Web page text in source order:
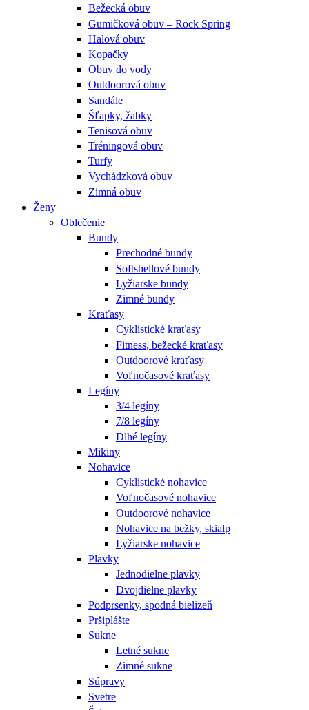
Bežecká obuv
Gumičková obuv – Rock Spring
Halová obuv
Kopačky
Obuv do vody
Outdoorová obuv
Sandále
Šľapky, žabky
Tenisová obuv
Tréningová obuv
Turfy
Vychádzková obuv
Zimná obuv
Ženy
Oblečenie
Bundy
Prechodné bundy
Softshellové bundy
Lyžiarske bundy
Zimné bundy
Kraťasy
Cyklistické kraťasy
Fitness, bežecké kraťasy
Outdoorové kraťasy
Voľnočasové kraťasy
Legíny
3/4 legíny
7/8 legíny
Dlhé legíny
Mikiny
Nohavice
Cyklistické nohavice
Voľnočasové nohavice
Outdoorové nohavice
Nohavice na bežky, skialp
Lyžiarske nohavice
Plavky
Jednodielne plavky
Dvojdielne plavky
Podprsenky, spodná bielizeň
Pršiplášte
Sukne
Letné sukne
Zimné sukne
Súpravy
Svetre